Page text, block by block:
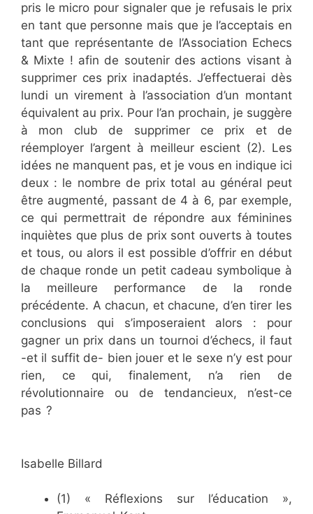
pris le micro pour signaler que je refusais le prix
en tant que personne mais que je l’acceptais en
tant que représentante de l’Association Echecs
& Mixte ! afin de soutenir des actions visant à
supprimer ces prix inadaptés. J’effectuerai dès
lundi un virement à l’association d’un montant
équivalent au prix. Pour l’an prochain, je suggère
à mon club de supprimer ce prix et de
réemployer l’argent à meilleur escient (2). Les
idées ne manquent pas, et je vous en indique ici
deux : le nombre de prix total au général peut
être augmenté, passant de 4 à 6, par exemple,
ce qui permettrait de répondre aux féminines
inquiètes que plus de prix sont ouverts à toutes
et tous, ou alors il est possible d’offrir en début
de chaque ronde un petit cadeau symbolique à
la meilleure performance de la ronde
précédente. A chacun, et chacune, d’en tirer les
conclusions qui s’imposeraient alors : pour
gagner un prix dans un tournoi d’échecs, il faut
-et il suffit de- bien jouer et le sexe n’y est pour
rien, ce qui, finalement, n’a rien de
révolutionnaire ou de tendancieux, n’est-ce
pas ?
Isabelle Billard
(1) « Réflexions sur l’éducation »,